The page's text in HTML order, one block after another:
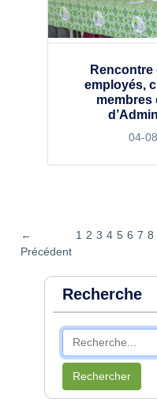
Rencontre
employés,
membres
04-
←
Précédent
1 2 3 4 5 6 7 8
Recherche
Rechercher